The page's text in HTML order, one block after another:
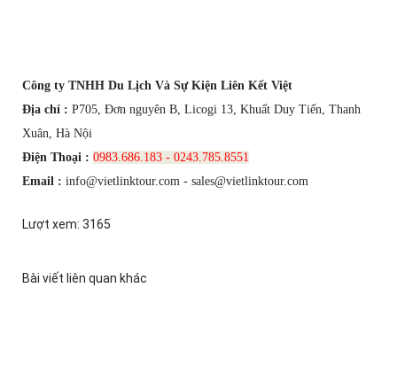
Công ty TNHH Du Lịch Và Sự Kiện Liên Kết Việt
Địa chỉ : P705, Đơn nguyên B, Licogi 13, Khuất Duy Tiến, Thanh
Xuân, Hà Nội
Điện Thoại : 0983.686.183 - 0243.785.8551
Email : info@vietlinktour.com - sales@vietlinktour.com
Lượt xem: 3165
Bài viết liên quan khác